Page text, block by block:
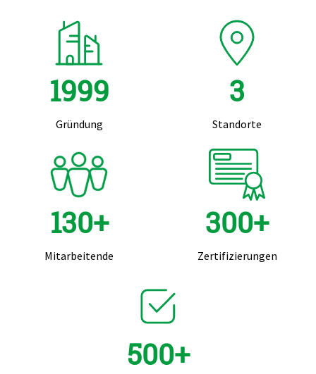
1999
Gründung
3
Standorte
130+
Mitarbeitende
300+
Zertifizierungen
500+